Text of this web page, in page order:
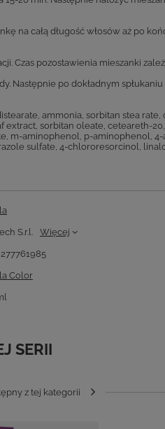
na całą długość włosów aż po
Czas pozostawienia mieszanki
Następnie po dokładnym
ammonia, sorbitan stea
sorbitan oleate, ceteareth-
m-aminophenol, p-aminophenol,
sulfate, 4-chlororesorcinol,
S.r.l. Więcej
Color
SERII